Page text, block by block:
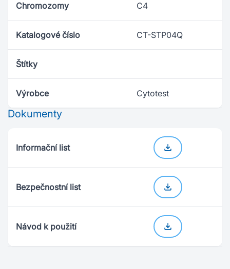
Chromozomy C4
Katalogové číslo CT-STP04Q
Štítky
Výrobce Cytotest
Dokumenty
Informační list
Bezpečnostní list
Návod k použití